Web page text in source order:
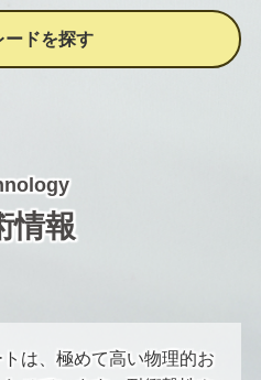
ードを探す
情報
は、極めて高い物理的お